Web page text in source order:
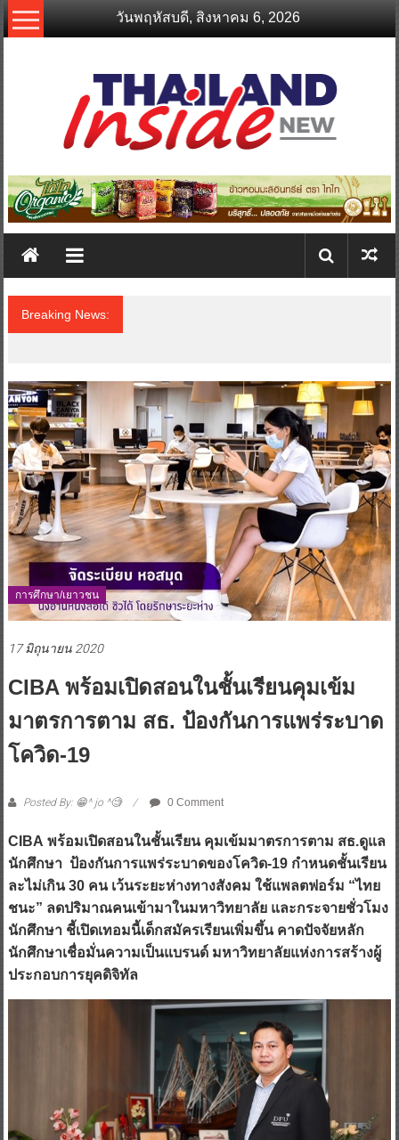
Skip
to
วันพฤหัสบดี, สิงหาคม 6, 2026
thailandinsidenew.com
Thailand
New
Breaking News:
การศึกษา/เยาวชน
17 มิถุนายน 2020
CIBA พร้อมเปิดสอนในชั้นเรียนคุมเข้ม
มาตรการตาม สธ. ป้องกันการแพร่ระบาด
โควิด-19
Posted By: 😁^ jo ^🧐 0 Comment
CIBA พร้อมเปิดสอนในชั้นเรียน คุมเข้มมาตรการตาม สธ.ดูแล
นักศึกษา ป้องกันการแพร่ระบาดของโควิด-19 กำหนดชั้นเรียน
ละไม่เกิน 30 คน เว้นระยะห่างทางสังคม ใช้แพลตฟอร์ม “ไทย
ชนะ” ลดปริมาณคนเข้ามาในมหาวิทยาลัย และกระจายชั่วโมง
นักศึกษา ชี้เปิดเทอมนี้เด็กสมัครเรียนเพิ่มขึ้น คาดปัจจัยหลัก
นักศึกษาเชื่อมั่นความเป็นแบรนด์ มหาวิทยาลัยแห่งการสร้างผู้
ประกอบการยุคดิจิทัล